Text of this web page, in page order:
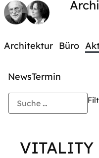
Architektur Büro
NewsTermin
VITALITY